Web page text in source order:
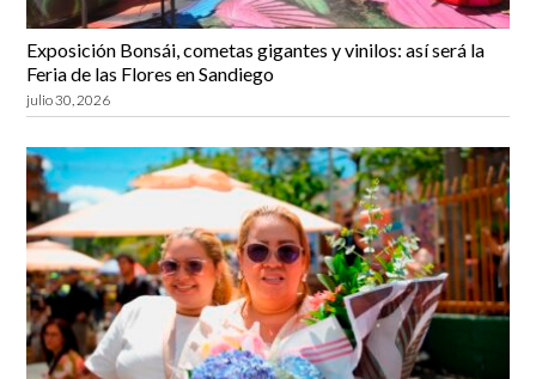
Exposición Bonsái, cometas gigantes y vinilos: así será la
Feria de las Flores en Sandiego
julio 30, 2026